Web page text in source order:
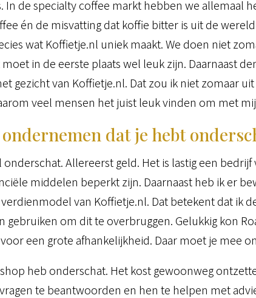
de specialty coffee markt hebben we allemaal
én de misvatting dat koffie bitter is uit de
wat Koffietje.nl uniek maakt. We doen niet
in de eerste plaats wel leuk zijn. Daarnaast
gezicht van Koffietje.nl. Dat zou ik niet zomaar
veel mensen het juist leuk vinden om met
dat je hebt
Allereerst geld. Het is lastig een bedrijf
middelen beperkt zijn. Daarnaast heb ik er
van Koffietje.nl. Dat betekent dat ik
gebruiken om dit te overbruggen. Gelukkig kon
een grote afhankelijkheid. Daar moet je mee
heb onderschat. Het kost gewoonweg
te beantwoorden en hen te helpen met